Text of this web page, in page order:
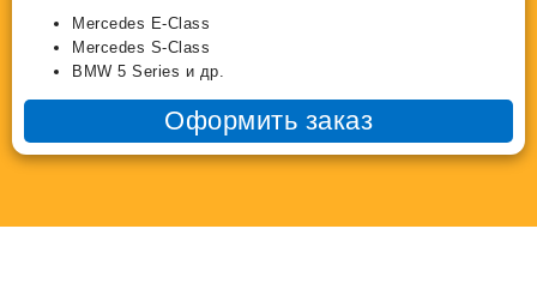
Mercedes E-Class
Mercedes S-Class
BMW 5 Series и др.
Оформить заказ